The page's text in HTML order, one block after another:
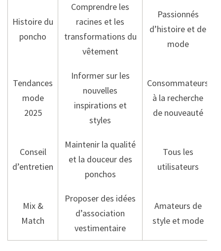
Histoire du
poncho
Comprendre les
racines et les
transformations du
vêtement
Passionnés
d’histoire et de
mode
Tendances
mode
2025
Informer sur les
nouvelles
inspirations et
styles
Consommateurs
à la recherche
de nouveauté
Conseil
d’entretien
Maintenir la qualité
et la douceur des
ponchos
Tous les
utilisateurs
Mix &
Match
Proposer des idées
d’association
vestimentaire
Amateurs de
style et mode